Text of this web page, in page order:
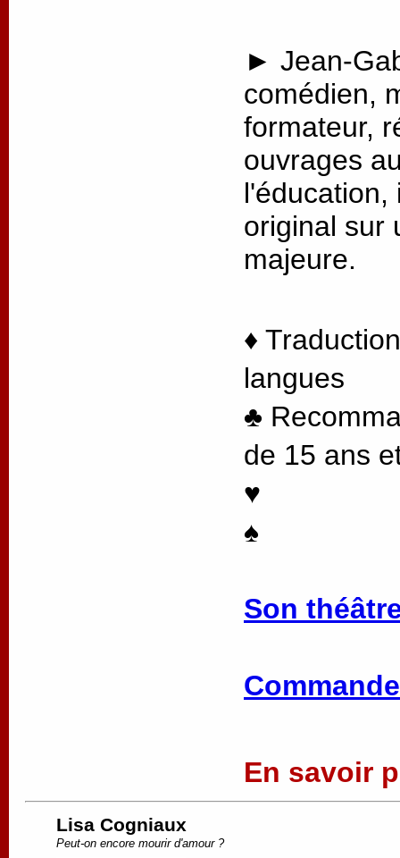
► Jean-
comédien,
formateur,
ouvrages
l'éducation,
original sur
majeure.
♦
langues
♣
de 15 ans
♥
♠
Son
En savoir
Lisa Cogniaux
Peut-on encore mourir d'amour ?